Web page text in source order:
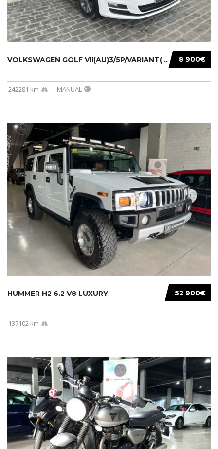
8 900€
VOLKSWAGEN GOLF VII(AU)3/5P/VARIANT(12-16 20...
242281 km MANUAL
52 900€
HUMMER H2 6.2 V8 LUXURY
137102 km